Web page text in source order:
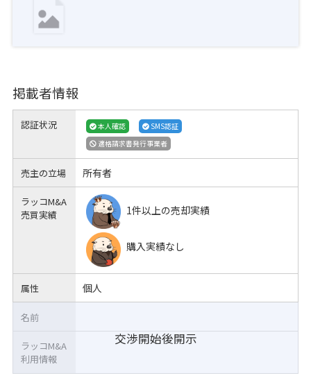
掲載者情報
認証状況 本人確認
SMS認証
適格請求書発行事業者
売主の立場 所有者
ラッコM&A
売買実績
1件以上の売却実績
購入実績なし
属性 個人
交渉開始後開示
名前
ラッコM&A
利用情報